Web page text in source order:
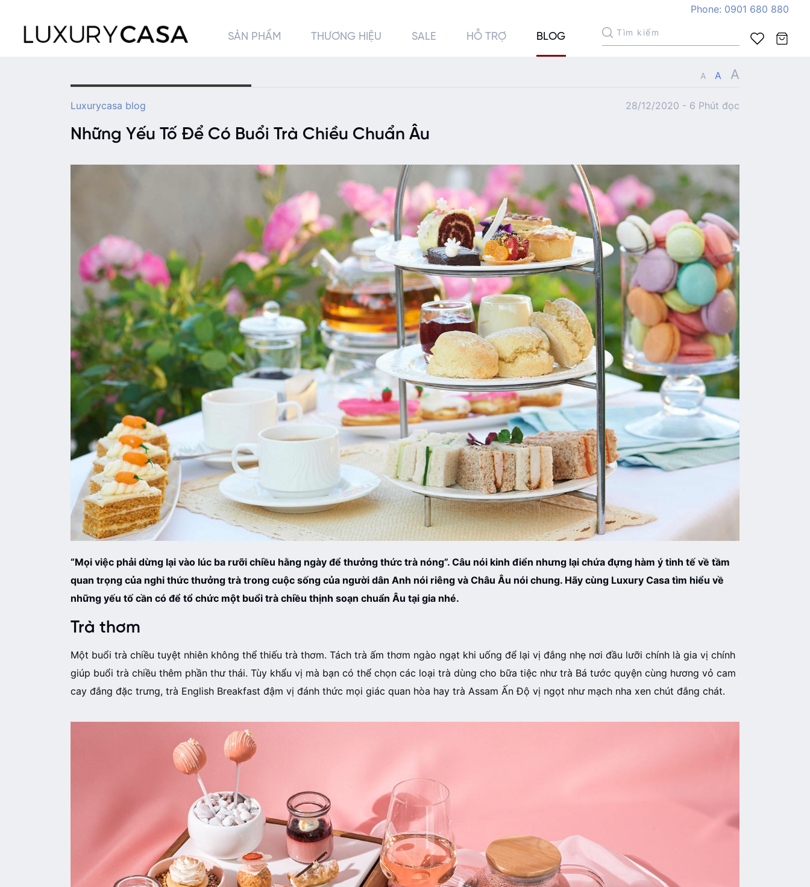
Phone: 0901 680 880
SẢN PHẨM THƯƠNG HIỆU SALE HỖ TRỢ BLOG
A A A
Luxurycasa blog 28/12/2020 - 6 Phút đọc
Những Yếu Tố Để Có Buổi Trà Chiều Chuẩn Âu
“Mọi việc phải dừng lại vào lúc ba rưỡi chiều hằng ngày để thưởng thức trà nóng”. Câu nói kinh điển nhưng lại chứa đựng hàm ý tinh tế về tầm
quan trọng của nghi thức thưởng trà trong cuộc sống của người dân Anh nói riêng và Châu Âu nói chung. Hãy cùng Luxury Casa tìm hiểu về
những yếu tố cần có để tổ chức một buổi trà chiều thịnh soạn chuẩn Âu tại gia nhé.
Trà thơm
Một buổi trà chiều tuyệt nhiên không thể thiếu trà thơm. Tách trà ấm thơm ngào ngạt khi uống để lại vị đắng nhẹ nơi đầu lưỡi chính là gia vị chính
giúp buổi trà chiều thêm phần thư thái. Tùy khẩu vị mà bạn có thể chọn các loại trà dùng cho bữa tiệc như trà Bá tước quyện cùng hương vỏ cam
cay đắng đặc trưng, trà English Breakfast đậm vị đánh thức mọi giác quan hòa hay trà Assam Ấn Độ vị ngọt như mạch nha xen chút đắng chát.